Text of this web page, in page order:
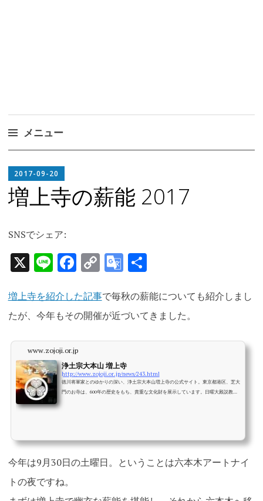
メニュー
ン
テ
ン
へ
キ
プ
2017-09-20
増上寺の薪能 2017
SNSでシェア:
X LineFacebook
CopyGoogle
共
増上寺を紹介した記事で毎秋の薪能についても紹介しまし
たが、今年もその開催が近づいてきました。
www.zojoji.or.jp
浄土宗大本山 増上寺
http://www.zojoji.or.jp/news/243.html
徳川将軍家とのゆかりの深い、浄土宗大本山増上寺の公式サイト。東京都港区、芝大
門のお寺は、600年の歴史をもち、貴重な文化財を展示しています。日曜大殿説教や
今年は9月30日の土曜日。ということは六本木アートナイ
トの夜ですね。